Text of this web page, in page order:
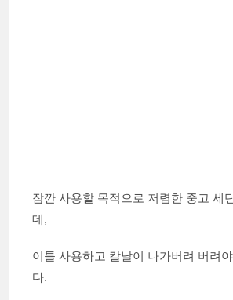
잠깐 사용할 목적으로 저렴한 중고 세
데,
이틀 사용하고 칼날이 나가버려 버려
다.